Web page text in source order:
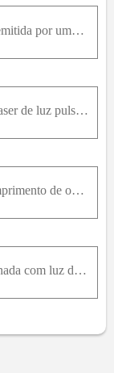
38.54. a) Sabendo que a frequência média emitida por uma lâmpada incandescente de 200 W é 5,0 ⋅ 10 14H z e que 10,0% da potência fornecida para lâmpada é convertida na luz emitida, quantos fótons por
38.57. Removendo lesões vasculares. Um laser de luz pulsada emite luz com comprimento de onda de 585 nm em pulsos de 450μ s . Sendo esse comprimento da onda absorvido em grande parte pela hemoglobina
38.56. Um feixe de luz de 2,50 W com comprimento de onda igual a 124 nm incide sobre a superfície de um metal. Você observa que a energia cinética máxima dos elétrons ejetados é 4,16 eV. Suponha que c
Quando certa superfície fotoelétrica é iluminada com luz de diversos comprimentos de onda, os seguintes potenciais de corte são observados:Faça um gráfico colocando o potencial de corte no eixo vertic